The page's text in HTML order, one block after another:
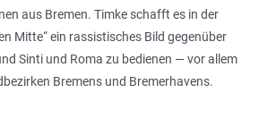
aus Bremen. Timke schafft es in der
Mitte“ ein rassisti­sches Bild gegenüber
Sinti und Roma zu bedienen — vor allem
Bremens und Bremerhavens.